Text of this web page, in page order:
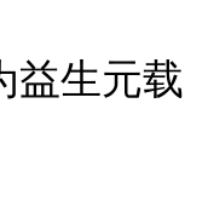
益生元载